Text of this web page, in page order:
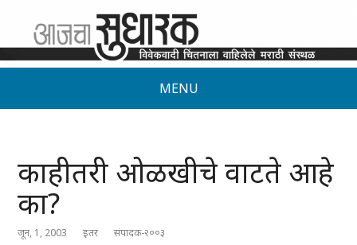
MENU
काहीतरी ओळखीचे वाटते आहे
का?
जून, 1, 2003 इतर संपादक-२००३